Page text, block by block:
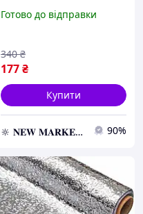
Самоклейка
Готово до відправки
177₴
340 ₴
Купити
🔆 𝐍𝐄𝐖 𝐌𝐀𝐑𝐊𝐄𝐓 🔆 – Продукція преміум-класу від офіційного представника! 90%